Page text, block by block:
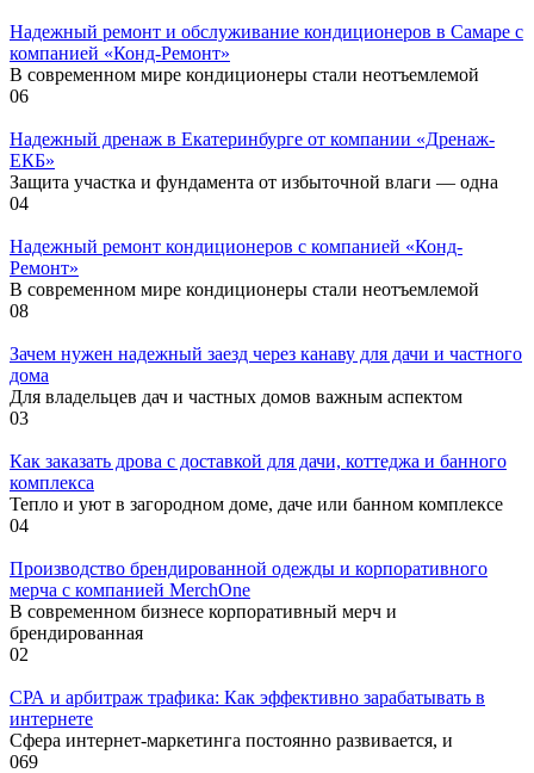
Надежный ремонт и обслуживание кондиционеров в Самаре с
компанией «Конд-Ремонт»
В современном мире кондиционеры стали неотъемлемой
06
Надежный дренаж в Екатеринбурге от компании «Дренаж-
ЕКБ»
Защита участка и фундамента от избыточной влаги — одна
04
Надежный ремонт кондиционеров с компанией «Конд-
Ремонт»
В современном мире кондиционеры стали неотъемлемой
08
Зачем нужен надежный заезд через канаву для дачи и частного
дома
Для владельцев дач и частных домов важным аспектом
03
Как заказать дрова с доставкой для дачи, коттеджа и банного
комплекса
Тепло и уют в загородном доме, даче или банном комплексе
04
Производство брендированной одежды и корпоративного
мерча с компанией MerchOne
В современном бизнесе корпоративный мерч и
брендированная
02
СРА и арбитраж трафика: Как эффективно зарабатывать в
интернете
Сфера интернет-маркетинга постоянно развивается, и
069